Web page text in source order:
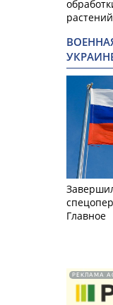
растений
Главное
РЕКЛАМА